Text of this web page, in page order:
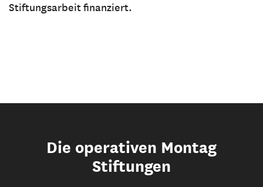
Stiftungsarbeit finanziert.
Die operativen Montag
Stiftungen